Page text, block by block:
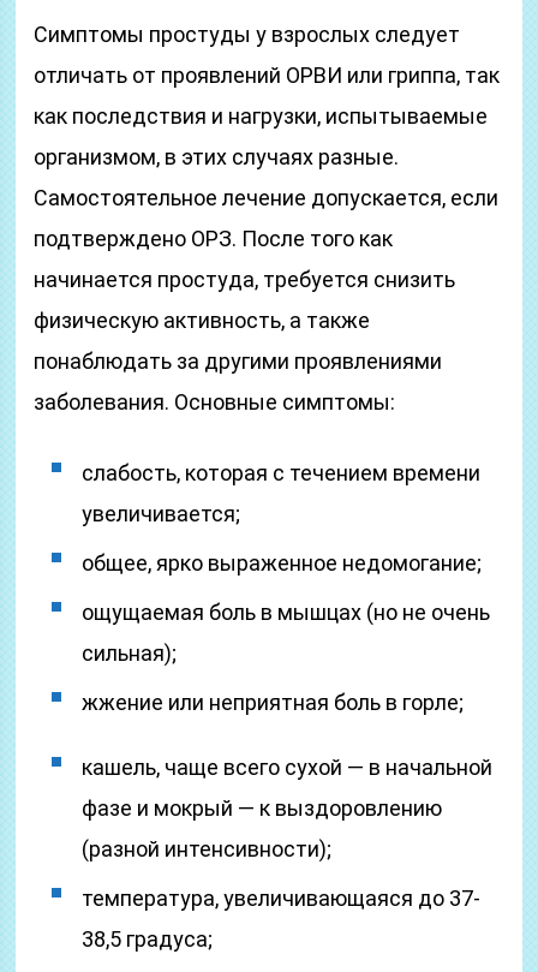
Симптомы простуды у взрослых следует
отличать от проявлений ОРВИ или гриппа, так
как последствия и нагрузки, испытываемые
организмом, в этих случаях разные.
Самостоятельное лечение допускается, если
подтверждено ОРЗ. После того как
начинается простуда, требуется снизить
физическую активность, а также
понаблюдать за другими проявлениями
заболевания. Основные симптомы:
слабость, которая с течением времени
увеличивается;
общее, ярко выраженное недомогание;
ощущаемая боль в мышцах (но не очень
сильная);
жжение или неприятная боль в горле;
кашель, чаще всего сухой — в начальной
фазе и мокрый — к выздоровлению
(разной интенсивности);
температура, увеличивающаяся до 37-
38,5 градуса;